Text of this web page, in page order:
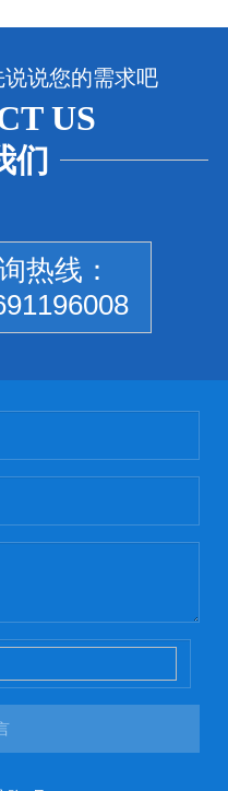
说您的需求吧
US
们
热线：